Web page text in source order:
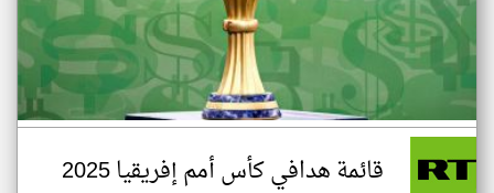
قائمة هدافي كأس أمم إفريقيا 2025